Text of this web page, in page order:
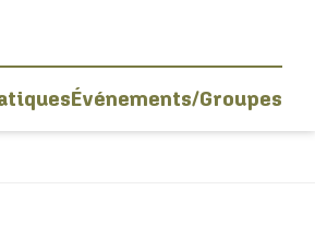
Événements/Groupes